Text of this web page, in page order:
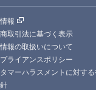
報
取引法に基づく表示
報の取扱いについて
ライアンスポリシー
マーハラスメントに対す